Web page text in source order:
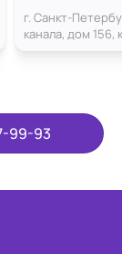
г. Санкт-
канала, дом 156,
99-93